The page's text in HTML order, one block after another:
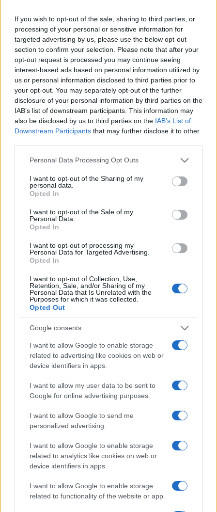
If you wish to opt-out of the sale, sharing to third parties, or
processing of your personal or sensitive information for
targeted advertising by us, please use the below opt-out
section to confirm your selection. Please note that after your
opt-out request is processed you may continue seeing
interest-based ads based on personal information utilized by
us or personal information disclosed to third parties prior to
your opt-out. You may separately opt-out of the further
disclosure of your personal information by third parties on the
IAB’s list of downstream participants. This information may
also be disclosed by us to third parties on the IAB’s List of
Downstream Participants that may further disclose it to other
Please note that this website/app uses one or more Google
not limited to your visit or usage behaviour. You may click to
grant or deny consent to Google and its third-party tags to
use your data for below specified purposes in below Google
consent section.
Personal Data Processing Opt Outs
I want to opt-out of the Sharing of my
personal data.
Opted In
I want to opt-out of the Sale of my
Personal Data.
Opted In
I want to opt-out of processing my
Personal Data for Targeted Advertising.
Opted In
I want to opt-out of Collection, Use,
Retention, Sale, and/or Sharing of my
Personal Data that Is Unrelated with the
Purposes for which it was collected.
Opted Out
Google consents
I want to allow Google to enable storage
related to advertising like cookies on web or
device identifiers in apps.
I want to allow my user data to be sent to
Google for online advertising purposes.
I want to allow Google to send me
personalized advertising.
I want to allow Google to enable storage
related to analytics like cookies on web or
device identifiers in apps.
I want to allow Google to enable storage
related to functionality of the website or app.
polgármester, Domonyi László idén december 31-én,
szombaton 12:30-kor adja át a köteteket a Petőfi Sándor
Művelődési Központban.
Az ünnepségen Albert József tárogatóművész játszik
megzenésített Petőfi-verseket, de a jelenlévők Tóth Péter
Lóránt versvándortól, Radnóti- és Pro Cultura Hungarica-
díjas versmondótól is hallhatnak egy verses
összeállítást. Akik nem tudják személyesen átvenni a
Szintén több évtizedes hagyomány az
országos képzőművészeti pályázat,
amelyet Kiskőrös önkormányzata, az Országos Petőfi
Sándor Társaság és a Petőfi Szülőház és Emlékmúzeum
közösen ír ki.
eldönti, ami nem az.” címmel nyílik időszaki tárlat a
múzeumban szilveszterkor Kispálné dr. Lucza Ilona, az OPST
elnöke, dr. Feledy Balázs művészettörténész, művészeti író
és Juhász Judit, a Magyar Művészeti Akadémia szóvivőjének
közreműködésével.
A magyar kultúra napja a korábbi évekhez hasonlóan a
művelődési központ, a könyvtár, a zeneiskola és a múzeum
közös szervezésével valósul meg.
Tavaszi programok
Emellett jövőre is kiemelt rendezvény lesz a március 15-i
esemény, amire a múzeum tematikus foglalkozásokkal,
programok folytatódnak áprilisban is: a költészet napja
alkalmából például – sokéves hagyományt követve – egész